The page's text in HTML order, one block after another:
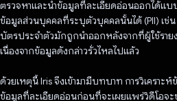
ตรวจหาและนำข้อมูลที่ละเอียดอ่อนออกได้แบ
ข้อมูลส่วนบุคคลที่ระบุตัวบุคคลนั้นได้ (PII) เช่น
บัตรประจำตัวมักถูกนำออกหลังจากที่ผู้ใช้รายง
เนื่องจากข้อมูลดังกล่าวรั่วไหลไปแล้ว
ด้วยเหตุนี้ Iris จึงเข้ามามีบทบาท การวิเคราะ
ข้อมูลที่ละเอียดอ่อนก่อนที่จะเผยแพร่วิดีโอจ